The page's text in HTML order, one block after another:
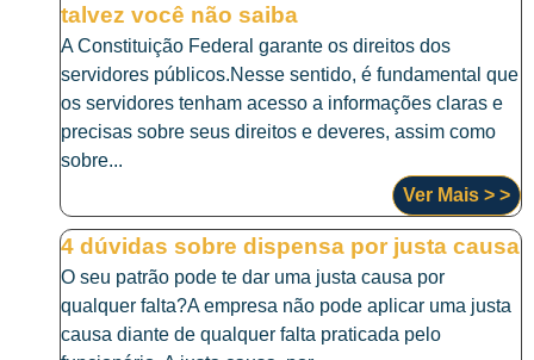
talvez você não saiba
A Constituição Federal garante os direitos dos
servidores públicos.Nesse sentido, é fundamental que
os servidores tenham acesso a informações claras e
precisas sobre seus direitos e deveres, assim como
sobre...
Ver Mais > >
4 dúvidas sobre dispensa por justa causa
O seu patrão pode te dar uma justa causa por
qualquer falta?A empresa não pode aplicar uma justa
causa diante de qualquer falta praticada pelo